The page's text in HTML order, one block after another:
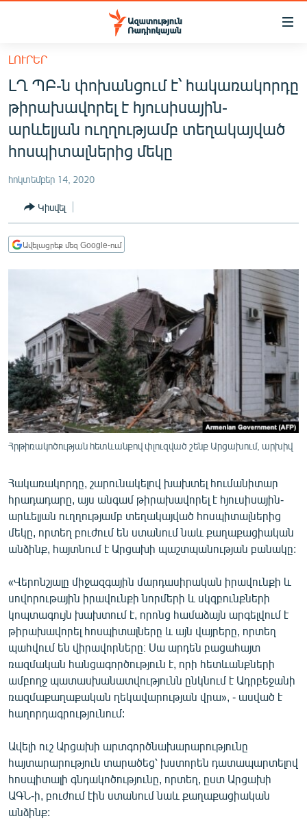
Մատչելիության
հիմնական
բովանդակությանը
Անցնել
հիմնական
մենյուին
Որոնում
ՔԱՂԱՔԱԿԱՆ
ԸՆՏՐՈՒԹՅՈՒՆՆԵՐ 2026
ՏՆՏԵՍՈՒԹՅՈՒՆ
ՂԱՐԱԲԱՂ
ՊԱՏԵՐԱԶՄԻ 6 ՇԱԲԱԹՆԵՐԸ
ՄԻՋԱԶԳԱՅԻՆ
ՄՇԱԿՈՒՅԹ
ՍՊՈՐՏ
ՄԵԿՆԱԲԱՆՈՒԹՅՈՒՆ
ՏՏ ԵՒ ԻՆՏԵՐՆԵՏ
ԿՈՐՈՆԱՎԻՐՈՒՍ
ՏԵՍԱՆՅՈՒԹԵՐ
ԲԱՆԱՎԵՃ
ՁԳՏԵԼՈՎ ԼԱՎԱԳՈՒՅՆԻՆ
Հայերեն
English
Русский
ՀԵՏԵՎԵՔ ՄԵԶ
«Ազատության» բոլոր կայքերը
ԼՈՒՐԵՐ
ԼՂ ՊԲ-ն փոխանցում է՝ հակառակորդը
թիրախավորել է հյուսիսային-
արևելյան ուղղությամբ տեղակայված
հոսպիտալներից մեկը
հոկտեմբեր 14, 2020
Կիսվել
Ավելացրեք մեզ Google-ում
Հրթիռակոծության հետևանքով փլուզված շենք Արցախում, արխիվ
Հակառակորդը, շարունակելով խախտել հումանիտար
հրադադարը, այս անգամ թիրախավորել է հյուսիսային-
արևելյան ուղղությամբ տեղակայված հոսպիտալներից
մեկը, որտեղ բուժում են ստանում նաև քաղաքացիական
անձինք, հայտնում է Արցախի պաշտպանության բանակը:
«Վերոնշյալը միջազգային մարդասիրական իրավունքի և
սովորութային իրավունքի նորմերի և սկզբունքների
կոպտագույն խախտում է, որոնց համաձայն արգելվում է
թիրախավորել հոսպիտալները և այն վայրերը, որտեղ
պահվում են վիրավորները։ Սա արդեն բացահայտ
ռազմական հանցագործություն է, որի հետևանքների
ամբողջ պատասխանատվությունն ընկնում է Ադրբեջանի
ռազմաքաղաքական ղեկավարության վրա», - ասված է
հաղորդագրությունում:
Ավելի ուշ Արցախի արտգործնախարարությունը
հայտարարություն տարածեց՝ խստորեն դատապարտելով
հոսպիտալի գնդակոծությունը, որտեղ, ըստ Արցախի
ԱԳՆ-ի, բուժում էին ստանում նաև քաղաքացիական
անձինք: